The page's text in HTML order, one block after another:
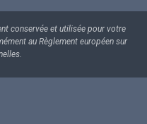
conservée et utilisée pour votre
au Règlement européen sur